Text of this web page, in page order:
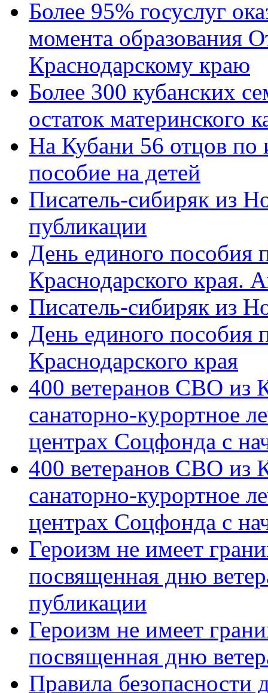
Более 95% госуслуг
момента образования
Краснодарскому краю
Более 300 кубанских
остаток материнского
На Кубани 56 отцов по
пособие на детей
Писатель-сибиряк из
публикации
День единого пособия
Краснодарского края.
Писатель-сибиряк из
День единого пособия
Краснодарского края
400 ветеранов СВО из
санаторно-курортное
центрах Соцфонда с
400 ветеранов СВО из
санаторно-курортное
центрах Соцфонда с
Героизм не имеет
посвященная дню
публикации
Героизм не имеет
посвященная дню
Правила безопасности